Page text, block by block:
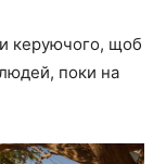
керуючого, щоб
поки на